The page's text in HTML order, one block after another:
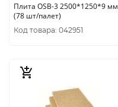
Плита OSB-3 2500*1250*9 мм
(78 шт/палет)
Код товара: 042951